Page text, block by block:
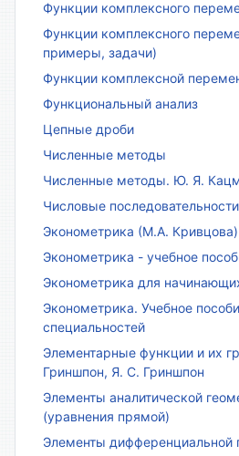
Функции комплексного
Функции комплексного
примеры, задачи)
Функции комплексной
Функциональный анализ
Цепные дроби
Численные методы
Численные методы. Ю. Я.
Числовые
Эконометрика (М.А. Кривцова)
Эконометрика - учебное
Эконометрика для
Эконометрика. Учебное
специальностей
Элементарные функции и их
Гриншпон, Я. С. Гриншпон
Элементы аналитической
(уравнения прямой)
Элементы дифференциальной